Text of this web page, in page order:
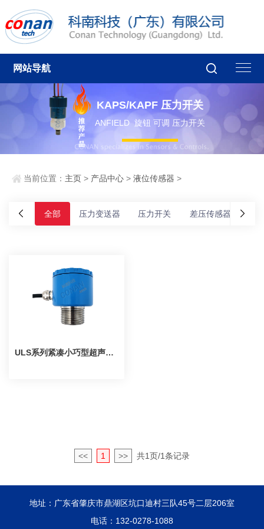
网站导航
KAPS/KAPF 压力开关
ANFIELD 旋钮 可调 压力开关
当前位置： 主页 > 产品中心 >液位传感器 >
全部 压力变送器 压力开关 差压传感器
ULS系列紧凑小巧型超声波液位传感器
<< 1 >> 共1页/1条记录
地址：广东省肇庆市鼎湖区坑口迪村三队45号二层206室
电话：132-0278-1088